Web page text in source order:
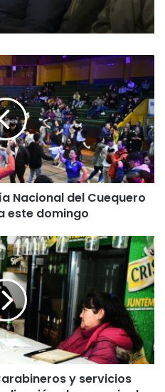
Nacional del Cuequero
este domingo
y servicios